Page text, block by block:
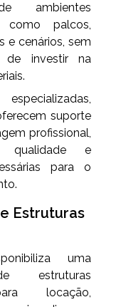
ambientes
como palcos,
e cenários, sem
de investir na
suporte
profissional,
qualidade e
para o
Estruturas
uma
estruturas
locação,